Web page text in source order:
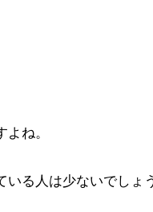
ね。
る人は少ないでしょ